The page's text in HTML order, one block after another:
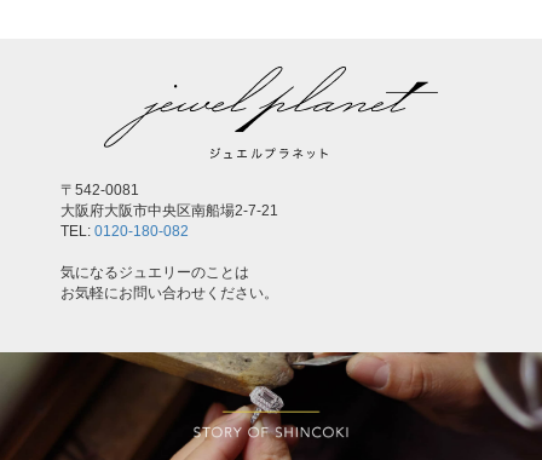
〒542-0081
大阪府大阪市中央区南船場2-7-21
TEL: 0120-180-082
気になるジュエリーのことは
お気軽にお問い合わせください。